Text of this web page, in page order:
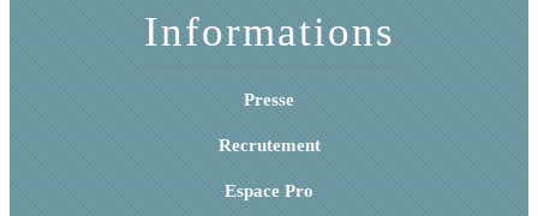
Informations
Presse
Recrutement
Espace Pro